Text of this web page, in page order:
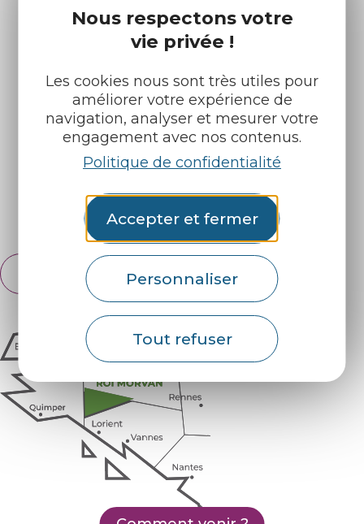
Nous respectons votre
vie privée !
Les cookies nous sont très utiles pour
améliorer votre expérience de
navigation, analyser et mesurer votre
engagement avec nos contenus.
Politique de confidentialité
Accepter et fermer
Personnaliser
Tout refuser
Infos pratiques
Nos accueils
Nos brochures
Météo
Retrouvez-nous sur :
Espace pro Partenaires
Français
English